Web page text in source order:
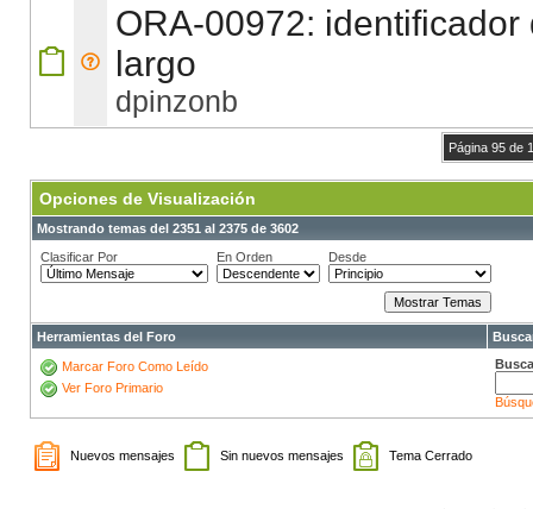
ORA-00972: identificador
largo
dpinzonb
Página 95 de
Opciones de Visualización
Mostrando temas del 2351 al 2375 de 3602
Clasificar Por
En Orden Desde
Herramientas del Foro
Marcar Foro Como Leído
Ver Foro Primario
Nuevos mensajes Sin nuevos mensajes Tema Cerrado